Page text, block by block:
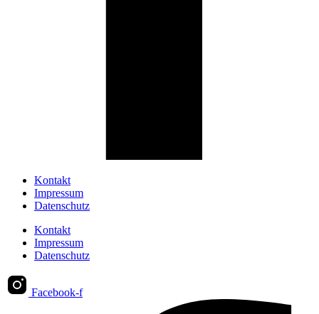
Kontakt
Impressum
Datenschutz
Kontakt
Impressum
Datenschutz
Facebook-f